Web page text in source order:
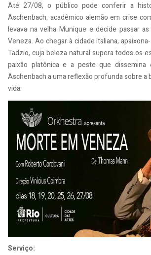
Até 27/08, o público pode conferir a
Aschenbach, acadêmico alemão em crise
levava na velha Munique e decide passar
Veneza. Ao chegar à cidade italiana,
Tadzio, cuja beleza natural supera todos os
paixão platônica e a peste que dissemina
Aschenbach a uma reflexão profunda sobre a
vida.
Serviço: